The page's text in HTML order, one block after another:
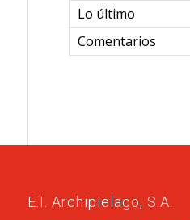
Lo último
Comentarios
E.I. Archipielago, S.A.